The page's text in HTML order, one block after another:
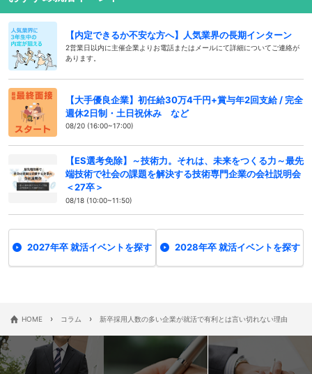
【内定できるか不安な方へ】人気業界の長期インターン
2営業日以内に主催企業よりお電話またはメールにて詳細についてご連絡が
あります。
【大手優良企業】初任給30万4千円+賞与年2回支給 / 完全
週休2日制・土日祝休み など
08/20 (16:00~17:00)
【ES選考免除】～技術力。それは、未来をつくる力～最先
端技術で社会の課題を解決する技術専門企業の会社説明会
＜27卒＞
08/18 (10:00~11:50)
2027年卒 就活イベントを探す 2028年卒 就活イベントを探す
HOME › コラム › 新卒採用人数の多い企業が就活で有利とは言い切れない理由